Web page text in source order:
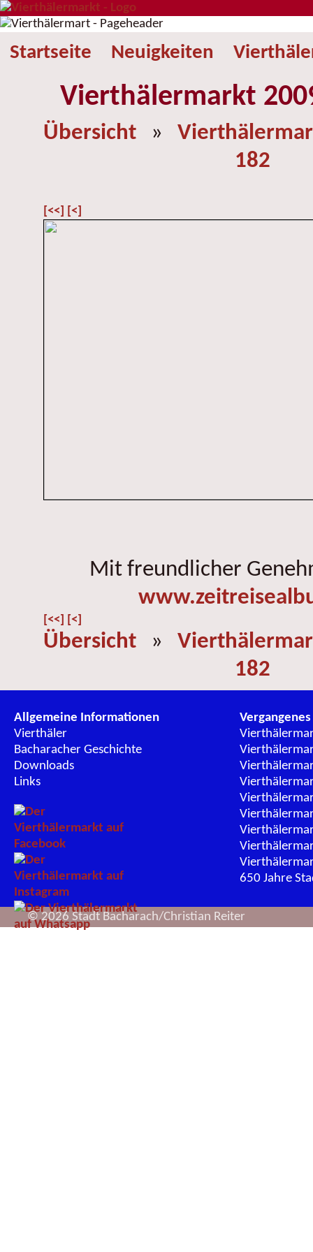
Startseite Neuigkeiten
Vierthälermarkt
Übersicht »
182
[<<] [<]
Mit freundlicher
[<<] [<]
Übersicht »
182
Allgemeine Informationen
Vierthäler
Bacharacher Geschichte
Downloads
Links
Vergangenes
650 Jahre
© 2026 Stadt Bacharach/Christian Reiter